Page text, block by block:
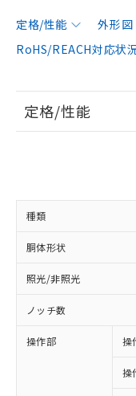
定格/性能 外形図
RoHS/REACH対応状
定格/性能
種類
胴体形状
照光/非照光
ノッチ数
操作部 操
操